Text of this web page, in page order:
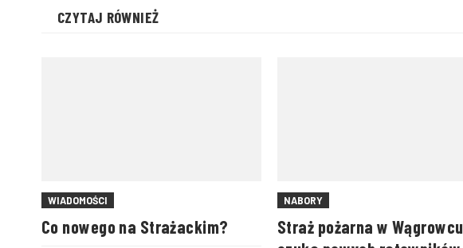
CZYTAJ RÓWNIEŻ
WIADOMOŚCI
Co nowego na Strażackim?
NABORY
Straż pożarna w Wągrowcu